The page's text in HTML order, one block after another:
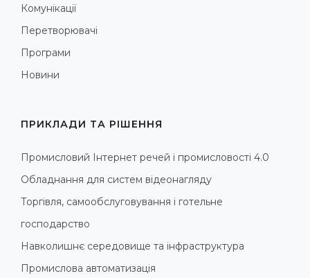
Комунікації
Перетворювачі
Програми
Новини
ПРИКЛАДИ ТА РІШЕННЯ
Промисловий Інтернет речей і промисловості 4.0
Обладнання для систем відеонагляду
Торгівля, самообслуговування і готельне
господарство
Навколишнє середовище та інфраструктура
Промислова автоматизація